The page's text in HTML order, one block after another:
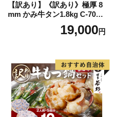
【訳あり】《訳あり》極厚 8
mm かみ牛タン1.8kg C-709-
19,000円